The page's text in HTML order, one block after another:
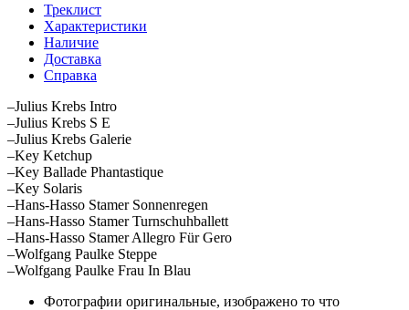
Треклист
Характеристики
Наличие
Доставка
Справка
–Julius Krebs Intro
–Julius Krebs S E
–Julius Krebs Galerie
–Key Ketchup
–Key Ballade Phantastique
–Key Solaris
–Hans-Hasso Stamer Sonnenregen
–Hans-Hasso Stamer Turnschuhballett
–Hans-Hasso Stamer Allegro Für Gero
–Wolfgang Paulke Steppe
–Wolfgang Paulke Frau In Blau
Фотографии оригинальные, изображено то что